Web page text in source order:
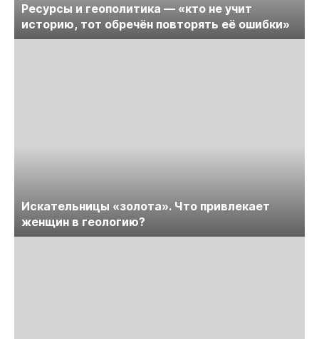
Ресурсы и геополитика — «кто не учит
историю, тот обречён повторять её ошибки»
Искательницы «золота». Что привлекает
женщин в геологию?